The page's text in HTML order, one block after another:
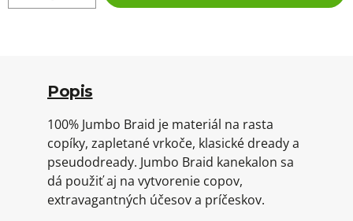
Popis
100% Jumbo Braid je materiál na rasta
copíky, zapletané vrkoče, klasické dready a
pseudodready. Jumbo Braid kanekalon sa
dá použiť aj na vytvorenie copov,
extravagantných účesov a príčeskov.